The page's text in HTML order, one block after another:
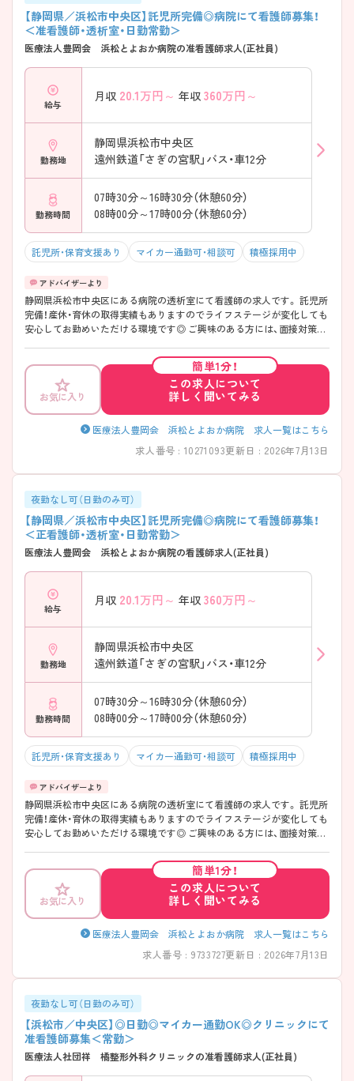
【静岡県／浜松市中央区】託児所完備◎病院にて看護師募集！
＜准看護師・透析室・日勤常勤＞
医療法人豊岡会 浜松とよおか病院の准看護師求人(正社員)
給与
月収 20.1万円～ 年収 360万円～
勤務地
静岡県浜松市中央区
遠州鉄道「さぎの宮駅」バス・車12分
勤務時間
07時30分～16時30分（休憩60分）
08時00分～17時00分（休憩60分）
託児所・保育支援あり マイカー通勤可・相談可 積極採用中
静岡県浜松市中央区にある病院の透析室にて看護師の求人です。 託児所
完備！産休・育休の取得実績もありますのでライフステージが変化しても
安心してお勤めいただける環境です◎ ご興味のある方には、面接対策ポ
お気に入り
簡単1分！
この求人について
詳しく聞いてみる
医療法人豊岡会 浜松とよおか病院 求人一覧はこちら
求人番号 : 10271093更新日 : 2026年7月13日
夜勤なし可（日勤のみ可）
【静岡県／浜松市中央区】託児所完備◎病院にて看護師募集！
＜正看護師・透析室・日勤常勤＞
医療法人豊岡会 浜松とよおか病院の看護師求人(正社員)
給与
月収 20.1万円～ 年収 360万円～
勤務地
静岡県浜松市中央区
遠州鉄道「さぎの宮駅」バス・車12分
勤務時間
07時30分～16時30分（休憩60分）
08時00分～17時00分（休憩60分）
託児所・保育支援あり マイカー通勤可・相談可 積極採用中
静岡県浜松市中央区にある病院の透析室にて看護師の求人です。 託児所
完備！産休・育休の取得実績もありますのでライフステージが変化しても
安心してお勤めいただける環境です◎ ご興味のある方には、面接対策ポ
お気に入り
簡単1分！
この求人について
詳しく聞いてみる
医療法人豊岡会 浜松とよおか病院 求人一覧はこちら
求人番号 : 9733727更新日 : 2026年7月13日
夜勤なし可（日勤のみ可）
【浜松市／中央区】◎日勤◎マイカー通勤OK◎クリニックにて
准看護師募集＜常勤＞
医療法人社団祥 橘整形外科クリニックの准看護師求人(正社員)